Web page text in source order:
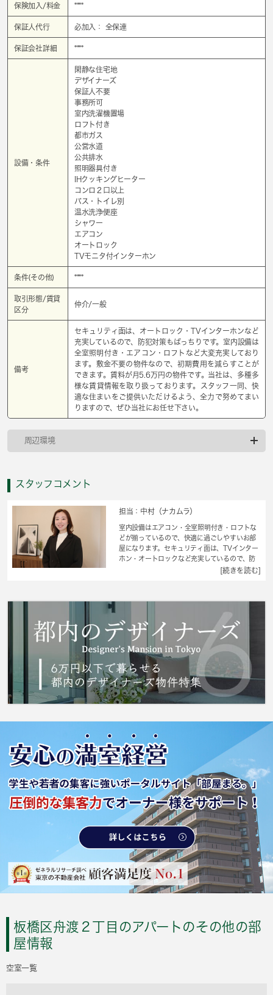
保険加入/料金 ****
保証人代行 必加入： 全保連
保証会社詳細 ****
設備・条件
閑静な住宅地
デザイナーズ
保証人不要
事務所可
室内洗濯機置場
ロフト付き
都市ガス
公営水道
公共排水
照明器具付き
IHクッキングヒーター
コンロ２口以上
バス・トイレ別
温水洗浄便座
シャワー
エアコン
オートロック
TVモニタ付インターホン
条件(その他) ****
取引形態/賃貸
区分
仲介/一般
備考
セキュリティ面は、オートロック・TVインターホンなど
充実しているので、防犯対策もばっちりです。室内設備は
全室照明付き・エアコン・ロフトなど大変充実しており
ます。敷金不要の物件なので、初期費用を減らすことが
できます。賃料が月5.6万円の物件です。当社は、多種多
様な賃貸情報を取り扱っております。スタッフ一同、快
適な住まいをご提供いただけるよう、全力で努めてまい
りますので、ぜひ当社にお任せ下さい。
周辺環境
スタッフコメント
担当：中村（ナカムラ）
室内設備はエアコン・全室照明付き・ロフトな
どが揃っているので、快適に過ごしやすいお部
屋になります。セキュリティ面は、TVインター
ホン・オートロックなど充実しているので、防
犯対策もばっちりです。お早めのご案内が可能
にいることが多い方におすすめです。デザイナ
ます。初期費用を抑えられる敷金不要のアパー
トです。板橋区での住まい探しならお任せくだ
さい。 城南コミュニティは地域の不動産会社
として、あらゆる条件にお応えできるよう努め
ています。
[続きを読む]
板橋区舟渡２丁目のアパートのその他の部
屋情報
空室一覧